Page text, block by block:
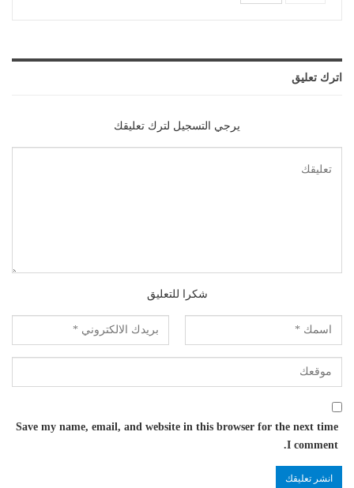
اترك تعليق
يرجي التسجيل لترك تعليقك
شكرا للتعليق
Save my name, email, and website in this browser for the next time
I comment.